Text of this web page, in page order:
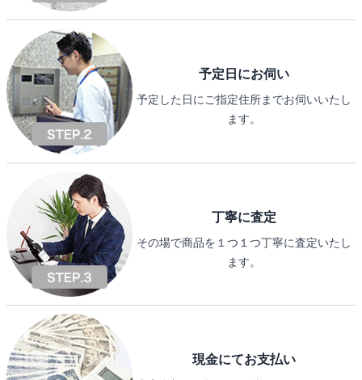
予定日にお伺い
予定した日にご指定住所までお伺いいたし
ます。
丁寧に査定
その場で商品を１つ１つ丁寧に査定いたし
ます。
現金にてお支払い